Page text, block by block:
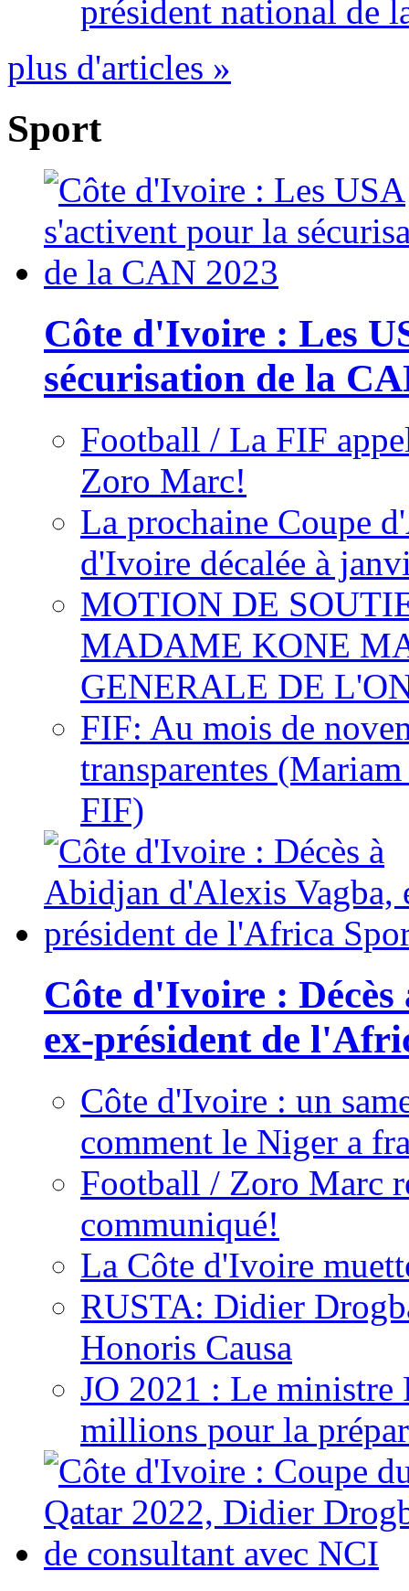
président national de
plus d'articles »
Sport
Côte d'Ivoire : Les
sécurisation de la
Football / La FIF
Zoro Marc!
La prochaine Coupe
d'Ivoire décalée à
MOTION DE
MADAME KONE
GENERALE DE
FIF: Au mois de
transparentes
FIF)
Côte d'Ivoire :
ex-président de
Côte d'Ivoire : un
comment le Niger a
Football / Zoro Marc
communiqué!
La Côte d'Ivoire
RUSTA: Didier
Honoris Causa
JO 2021 : Le ministre
millions pour la